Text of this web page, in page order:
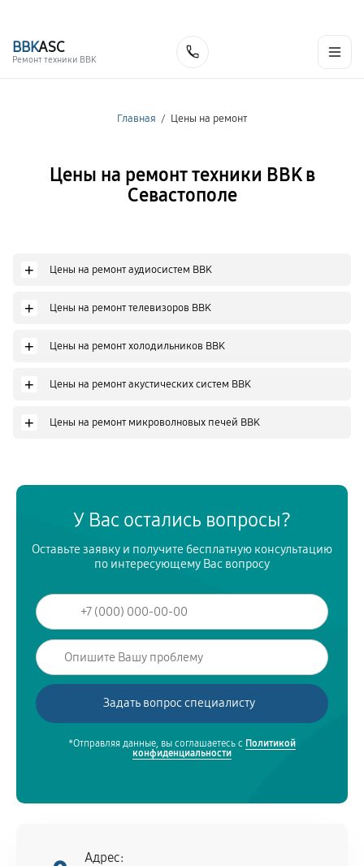
BBKASC
Ремонт техники BBK
Главная / Цены на ремонт
Цены на ремонт техники BBK в
Севастополе
+ Цены на ремонт аудиосистем BBK
+ Цены на ремонт телевизоров BBK
+ Цены на ремонт холодильников BBK
+ Цены на ремонт акустических систем BBK
+ Цены на ремонт микроволновых печей BBK
У Вас остались вопросы?
Оставьте заявку и получите бесплатную консультацию
по интересующему Вас вопросу
*Отправляя данные, вы соглашаетесь с Политикой
конфиденциальности
Адрес: